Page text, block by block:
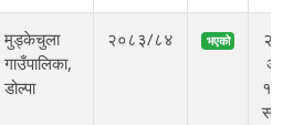
मुड्केचुला
गाउँपालिका,
डोल्पा
२०८३/८४ भएको